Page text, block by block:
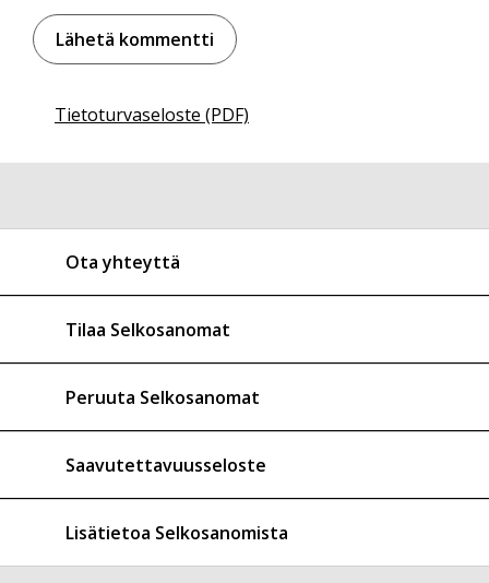
Tietoturvaseloste (PDF)
Ota yhteyttä
Tilaa Selkosanomat
Peruuta Selkosanomat
Saavutettavuusseloste
Lisätietoa Selkosanomista